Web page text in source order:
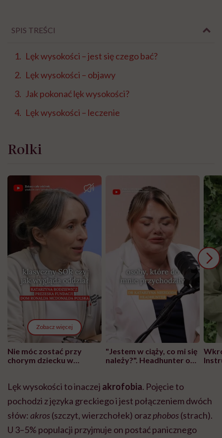
SPIS TREŚCI
Lęk wysokości – jest się czego bać?
Lęk wysokości – objawy
Jak pokonać lęk wysokości?
Lęk wysokości – leczenie
Rolki
Zobacz więcej
Nie móc zostać przy
chorym dziecku w
może chyba tylko
głupota i brak
wyobraźni"
"Jestem w ciąży, co mi się
należy?". Headhunter o
pracy
Lęk wysokości to inaczej akrofobia. Pojęcie to
pochodzi z języka greckiego i jest połączeniem dwóch
słów: akros(szczyt, wierzchołek) orazphobos(strach).
U 3–5% populacji przyjmuje on postać panicznego